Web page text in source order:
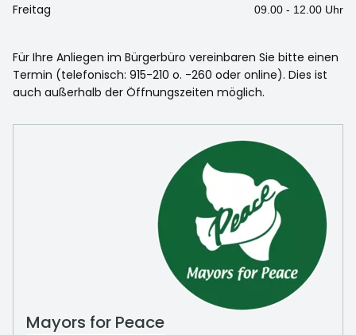
Freitag 09.00 - 12.00 Uhr
Für Ihre Anliegen im Bürgerbüro vereinbaren Sie bitte einen
Termin (telefonisch: 915-210 o. -260 oder online). Dies ist
auch außerhalb der Öffnungszeiten möglich.
Mayors for Peace